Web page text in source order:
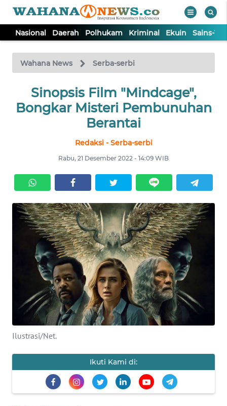
Nasional Daerah Polhukam Kriminal Ekuin Sains-
Wahana News Serba-serbi
Sinopsis Film "Mindcage",
Bongkar Misteri Pembunuhan
Berantai
Redaksi - Serba-serbi
Rabu, 21 Desember 2022 - 14:09 WIB
Ilustrasi/Net.
Ikuti Kami di:
TV
Tutup
NASIONAL
KRIMINAL
EKUIN
SAINS-TEKNO
KESEHATAN
INTERNASIONAL
SERBA-SERBI
OLAHRAGA